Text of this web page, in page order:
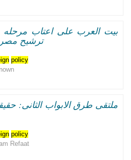
بيت العرب على اعتاب مرحله
ترشيح مصر
policy
ملتقى طرق الابواب الثانى:
policy
Refaat